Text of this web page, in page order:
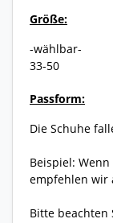
Größe:
-wählbar-
33-50
Passform:
Die Schuhe
Beispiel:
empfehlen wir
Bitte beachten